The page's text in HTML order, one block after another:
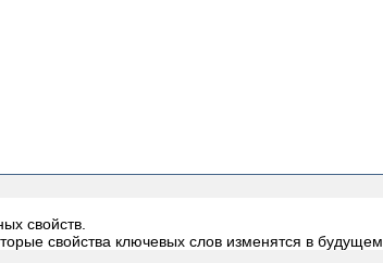
свойств.
свойства ключевых слов изменятся в будущем.